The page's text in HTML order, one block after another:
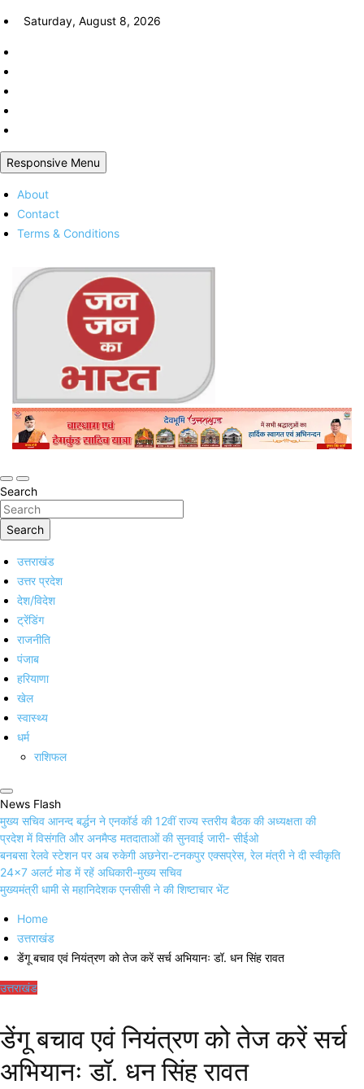
Skip
content
Saturday, August 8, 2026
Responsive Menu
About
Contact
Terms & Conditions
Jan Jan Ka Bharat
Online Trending Hindi News Website
Search
Search
उत्तराखंड
उत्तर प्रदेश
देश/विदेश
ट्रेंडिंग
राजनीति
पंजाब
हरियाणा
खेल
स्वास्थ्य
धर्म
राशिफल
News Flash
मुख्य सचिव आनन्द बर्द्धन ने एनकॉर्ड की 12वीं राज्य स्तरीय बैठक की अध्यक्षता की
प्रदेश में विसंगति और अनमैप्ड मतदाताओं की सुनवाई जारी- सीईओ
बनबसा रेलवे स्टेशन पर अब रुकेगी अछनेरा-टनकपुर एक्सप्रेस, रेल मंत्री ने दी स्वीकृति
24×7 अलर्ट मोड में रहें अधिकारी-मुख्य सचिव
मुख्यमंत्री धामी से महानिदेशक एनसीसी ने की शिष्टाचार भेंट
Home
उत्तराखंड
डेंगू बचाव एवं नियंत्रण को तेज करें सर्च अभियानः डॉ. धन सिंह रावत
उत्तराखंड
डेंगू बचाव एवं नियंत्रण को तेज करें सर्च
अभियानः डॉ. धन सिंह रावत